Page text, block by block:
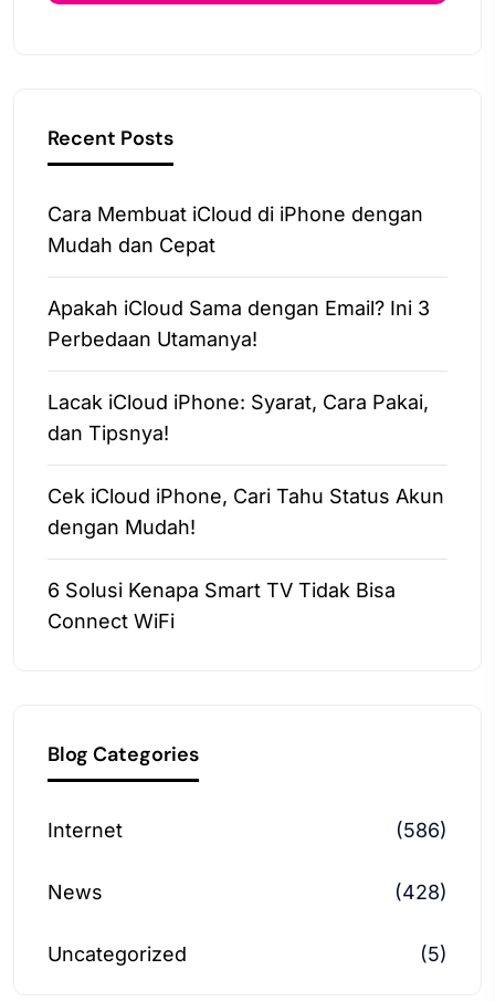
Recent Posts
Cara Membuat iCloud di iPhone dengan
Mudah dan Cepat
Apakah iCloud Sama dengan Email? Ini 3
Perbedaan Utamanya!
Lacak iCloud iPhone: Syarat, Cara Pakai,
dan Tipsnya!
Cek iCloud iPhone, Cari Tahu Status Akun
dengan Mudah!
6 Solusi Kenapa Smart TV Tidak Bisa
Connect WiFi
Blog Categories
Internet (586)
News (428)
Uncategorized (5)